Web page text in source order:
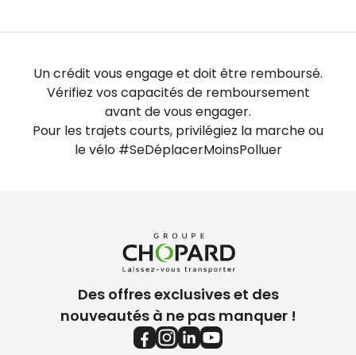
Un crédit vous engage et doit être remboursé.
Vérifiez vos capacités de remboursement
avant de vous engager.
Pour les trajets courts, privilégiez la marche ou
le vélo #SeDéplacerMoinsPolluer
Des offres exclusives et des
nouveautés à ne pas manquer !